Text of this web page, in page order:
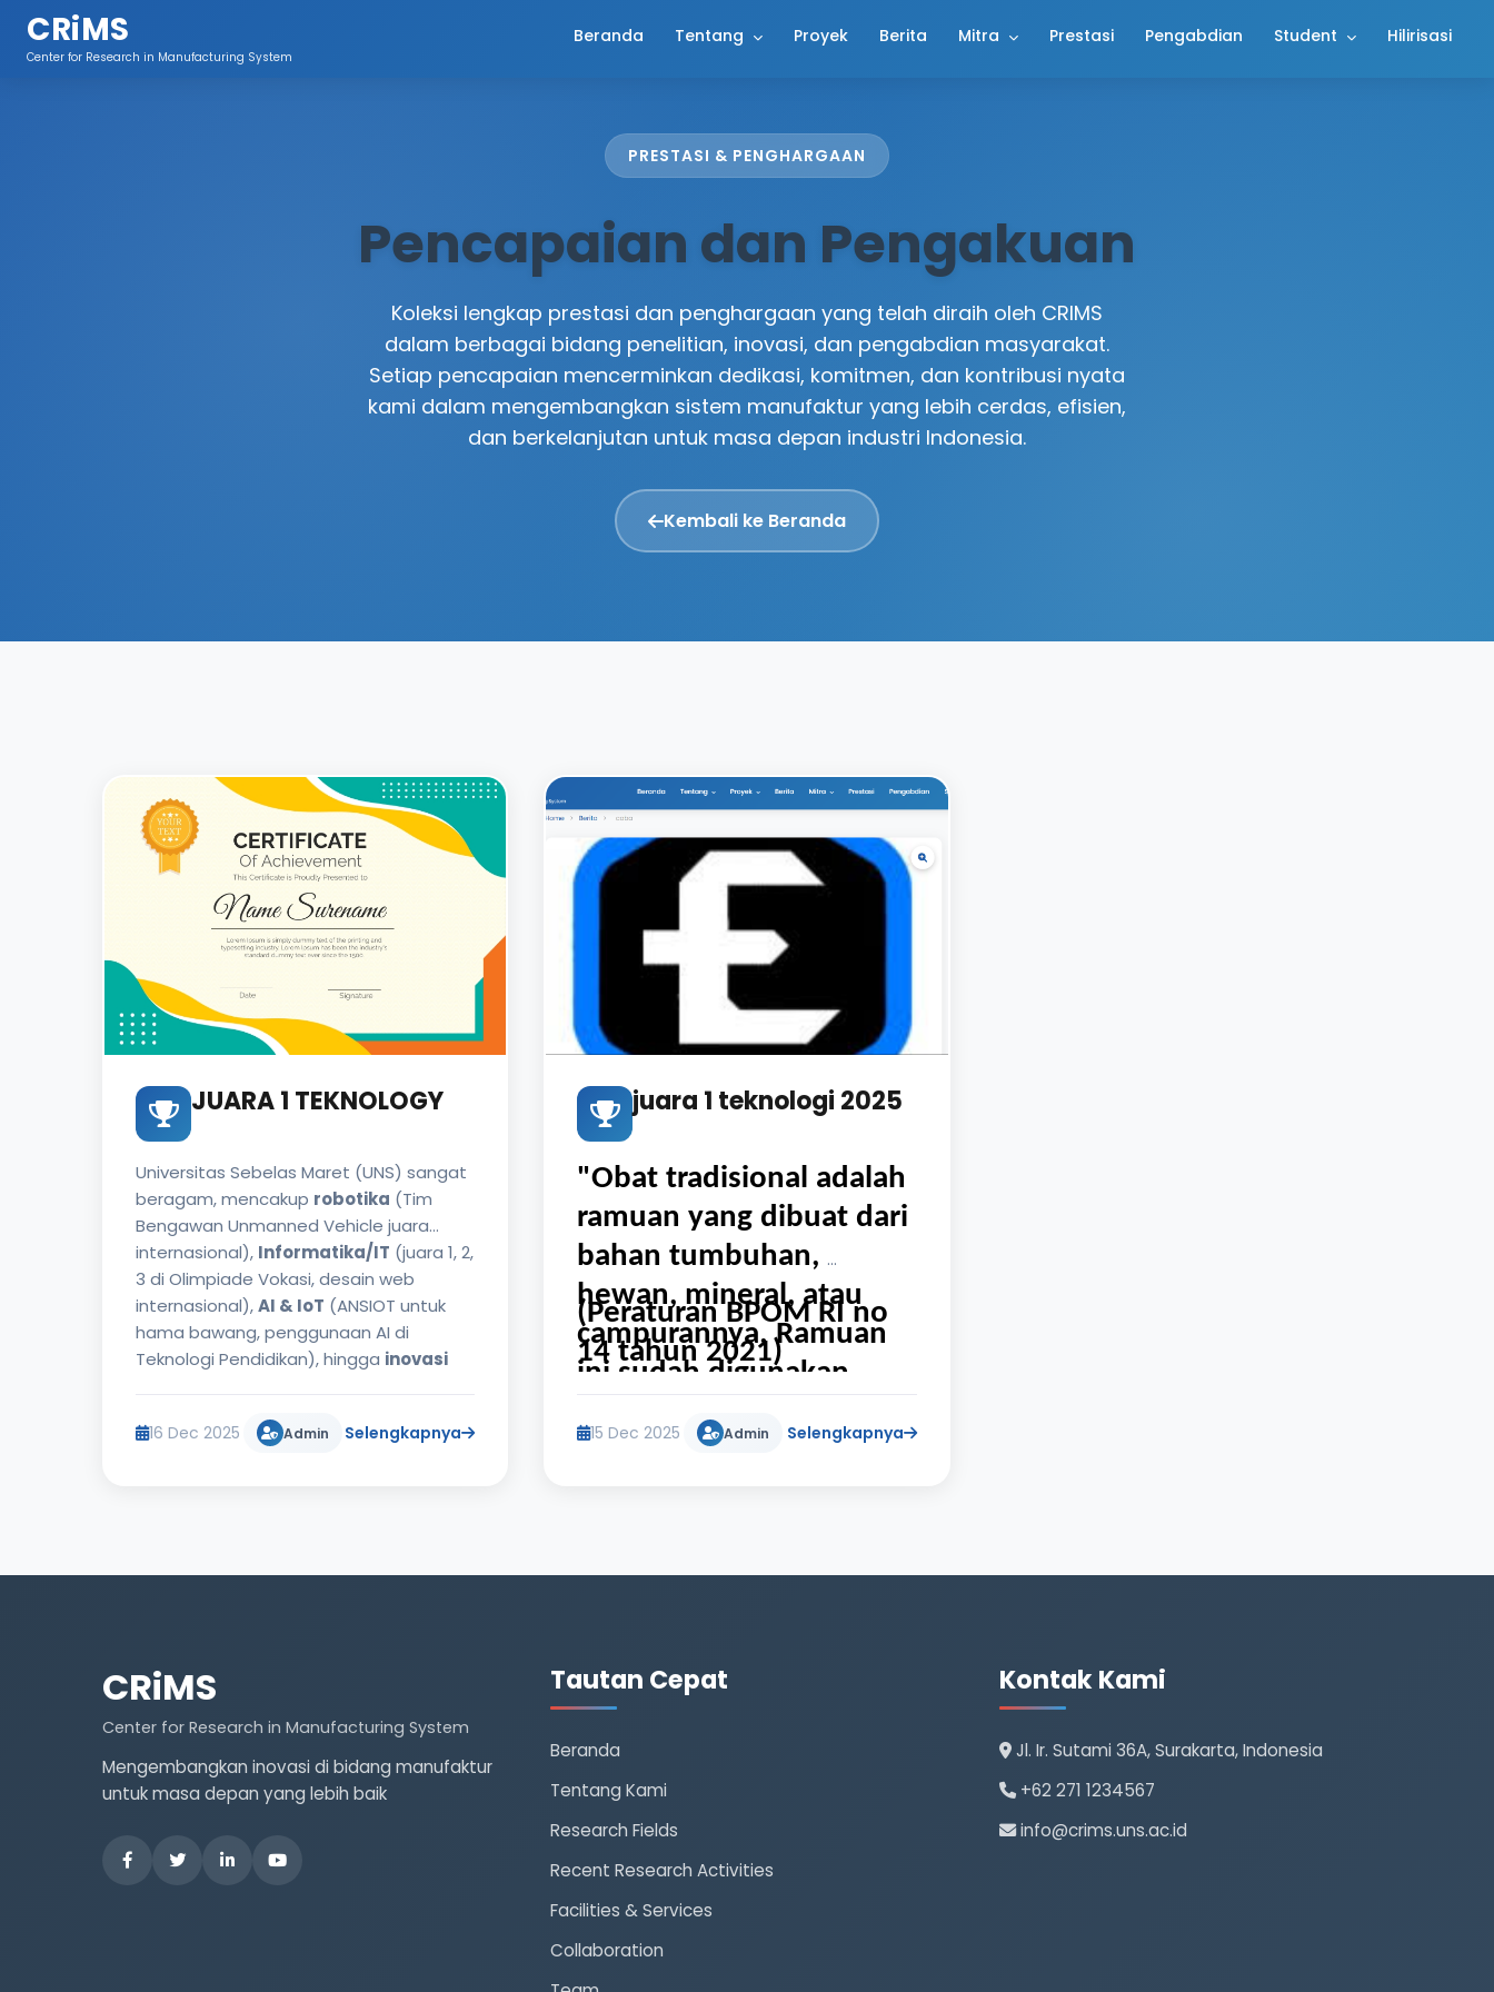
CRiMS
Center for Research in Manufacturing System
Beranda Tentang Proyek Berita Mitra Prestasi Pengabdian Student Hilirisasi
PRESTASI & PENGHARGAAN
Pencapaian dan Pengakuan
Koleksi lengkap prestasi dan penghargaan yang telah diraih oleh CRIMS
dalam berbagai bidang penelitian, inovasi, dan pengabdian masyarakat.
Setiap pencapaian mencerminkan dedikasi, komitmen, dan kontribusi nyata
kami dalam mengembangkan sistem manufaktur yang lebih cerdas, efisien,
dan berkelanjutan untuk masa depan industri Indonesia.
Kembali ke Beranda
JUARA 1 TEKNOLOGY
Universitas Sebelas Maret (UNS) sangat
beragam, mencakup robotika (Tim
Bengawan Unmanned Vehicle juara
internasional), Informatika/IT (juara 1, 2,
3 di Olimpiade Vokasi, desain web
internasional),AI & IoT (ANSIOT untuk
hama bawang, penggunaan AI di
Teknologi Pendidikan), hingga inovasi
16 Dec 2025 Admin Selengkapnya
juara 1 teknologi 2025
"Obat tradisional adalah
ramuan yang dibuat dari
bahan tumbuhan,
hewan, mineral, atau
campurannya. Ramuan
ini sudah digunakan
secara turun-temurun
untuk pengobatan, dan
yang berlaku di
(Peraturan BPOM RI no
14 tahun 2021)
15 Dec 2025 Admin Selengkapnya
CRiMS
Center for Research in Manufacturing System
Mengembangkan inovasi di bidang manufaktur
untuk masa depan yang lebih baik
Tautan Cepat
Beranda
Tentang Kami
Research Fields
Recent Research Activities
Facilities & Services
Collaboration
Kontak Kami
Jl. Ir. Sutami 36A, Surakarta, Indonesia
+62 271 1234567
info@crims.uns.ac.id